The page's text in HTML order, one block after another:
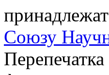
принадлежат
Союзу